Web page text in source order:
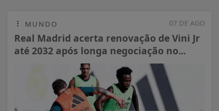
07 DE AGO
MUNDO
Real Madrid acerta renovação de Vini Jr
até 2032 após longa negociação no...